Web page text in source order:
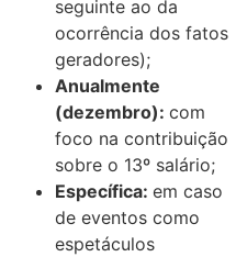
seguinte ao da
ocorrência dos fatos
geradores);
Anualmente
(dezembro): com
foco na contribuição
sobre o 13º salário;
Específica: em caso
de eventos como
espetáculos